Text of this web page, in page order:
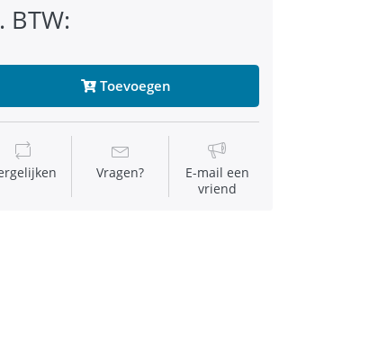
BTW:
Toevoegen
Vragen?
E-mail een
vriend